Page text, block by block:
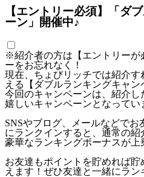
【エントリー必須】「ダ
ーン」開催中♪
※紹介者の方は【エントリーが
ーをお忘れなく！
現在、ちょびリッチでは紹介
える【ダブルランキングキャン
今回のキャンペーンは、紹介
嬉しいキャンペーンとなってい
SNSやブログ、メールなどで
にランクインすると、通常の
豪華なランキングボーナスが上
お友達もポイントを貯めれば
えます！ぜひ友達と一緒にラン